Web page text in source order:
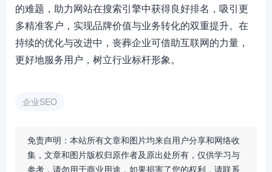
的难题，助力网站在搜索引擎中获得良好排名，吸引更
多精准客户，实现品牌价值与业务转化的双重提升。在
持续的优化与改进中，丧葬企业可借助互联网的力量，
更好地服务用户，树立行业标杆形象。
企业SEO
免责声明：本站所有文章和图片均来自用户分享和网络收
集，文章和图片版权归原作者及原出处所有，仅供学习与
参考，请勿用于商业用途，如果损害了您的权利，请联系